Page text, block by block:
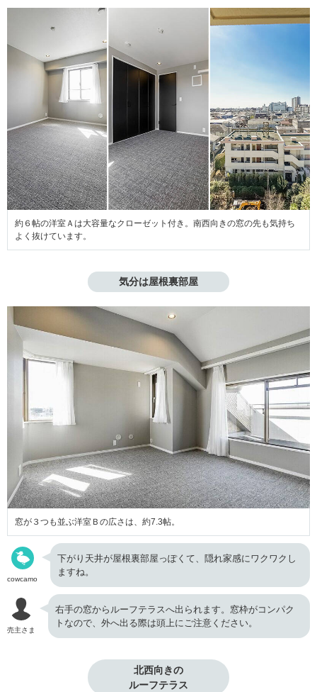
約６帖の洋室Ａは大容量なクローゼット付き。南西向きの窓の先も気持ち
よく抜けています。
気分は屋根裏部屋
窓が３つも並ぶ洋室Ｂの広さは、約7.3帖。
cowcamo
下がり天井が屋根裏部屋っぽくて、隠れ家感にワクワクし
ますね。
売主さま
右手の窓からルーフテラスへ出られます。窓枠がコンパク
トなので、外へ出る際は頭上にご注意ください。
北西向きの
ルーフテラス